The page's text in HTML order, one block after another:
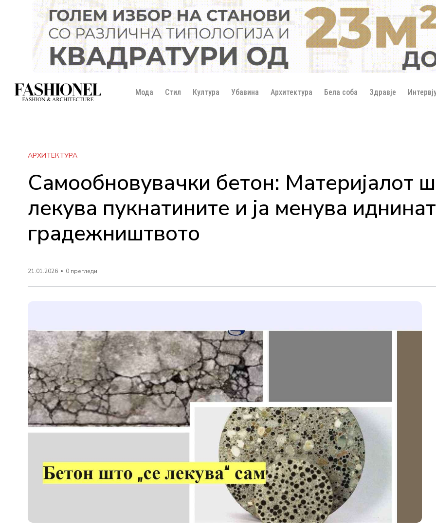
Мода Стил Култура Убавина Архитектура Бела соба Здравје
АРХИТЕКТУРА
Самообновувачки бетон: Материјалот
лекува пукнатините и ја менува
градежништвото
21.01.2026 0 прегледи